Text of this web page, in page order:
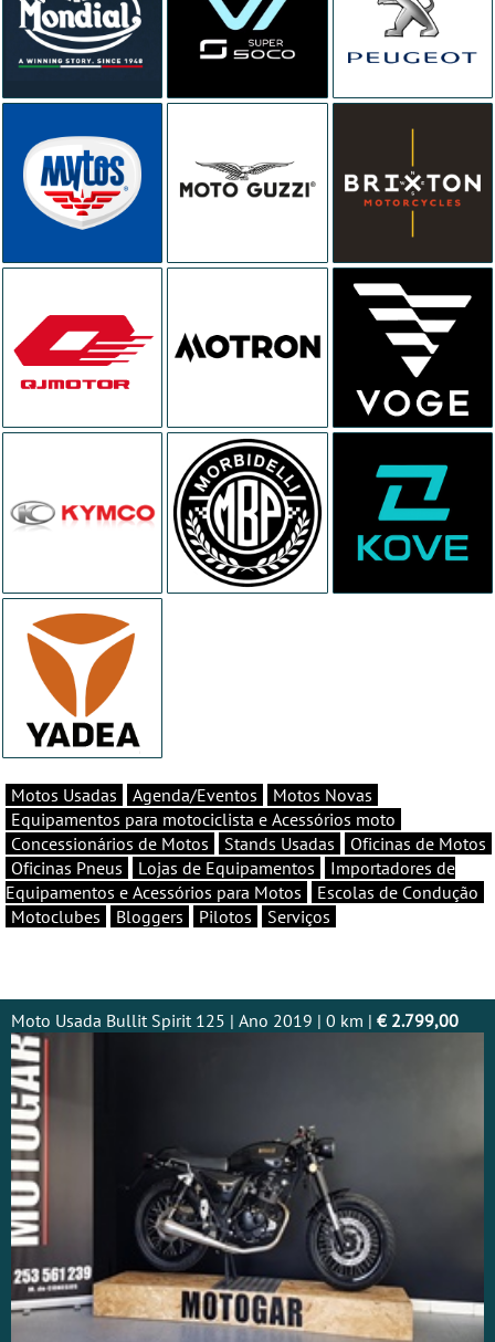
Motos Usadas Agenda/Eventos
Motos Novas
Equipamentos para motociclista e Acessórios moto
Concessionários de Motos
Stands Usadas
Oficinas de Motos
Oficinas Pneus
Lojas de Equipamentos
Importadores de
Equipamentos e Acessórios para Motos
Escolas de Condução
Motoclubes
Bloggers Pilotos Serviços
Moto Usada Bullit Spirit 125 | Ano 2019 | 0 km | € 2.799,00